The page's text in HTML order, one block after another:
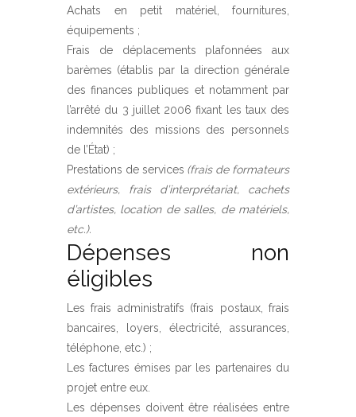
Achats en petit matériel, fournitures,
équipements ;
Frais de déplacements plafonnées aux
barèmes (établis par la direction générale
des finances publiques et notamment par
l’arrêté du 3 juillet 2006 fixant les taux des
indemnités des missions des personnels
de l’État) ;
Prestations de services (frais de formateurs
extérieurs, frais d’interprétariat, cachets
d’artistes, location de salles, de matériels,
etc.).
Dépenses non
éligibles
Les frais administratifs (frais postaux, frais
bancaires, loyers, électricité, assurances,
téléphone, etc.) ;
Les factures émises par les partenaires du
projet entre eux.
Les dépenses doivent être réalisées entre